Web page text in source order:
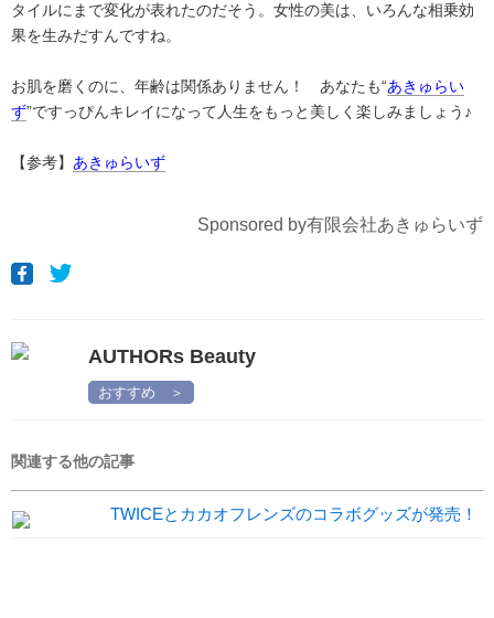
タイルにまで変化が表れたのだそう。女性の美は、いろんな相乗効
果を生みだすんですね。
お肌を磨くのに、年齢は関係ありません！ あなたも“あきゅらい
ず”ですっぴんキレイになって人生をもっと美しく楽しみましょう♪
【参考】 あきゅらいず
Sponsored by有限会社あきゅらいず
AUTHORs Beauty
おすすめ ＞
関連する他の記事
TWICEとカカオフレンズのコラボグッズが発売！